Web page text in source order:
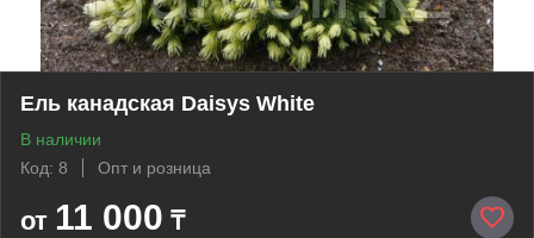
Ель канадская Daisys White
В наличии
Код: 8
Опт и розница
от 11 000 ₸